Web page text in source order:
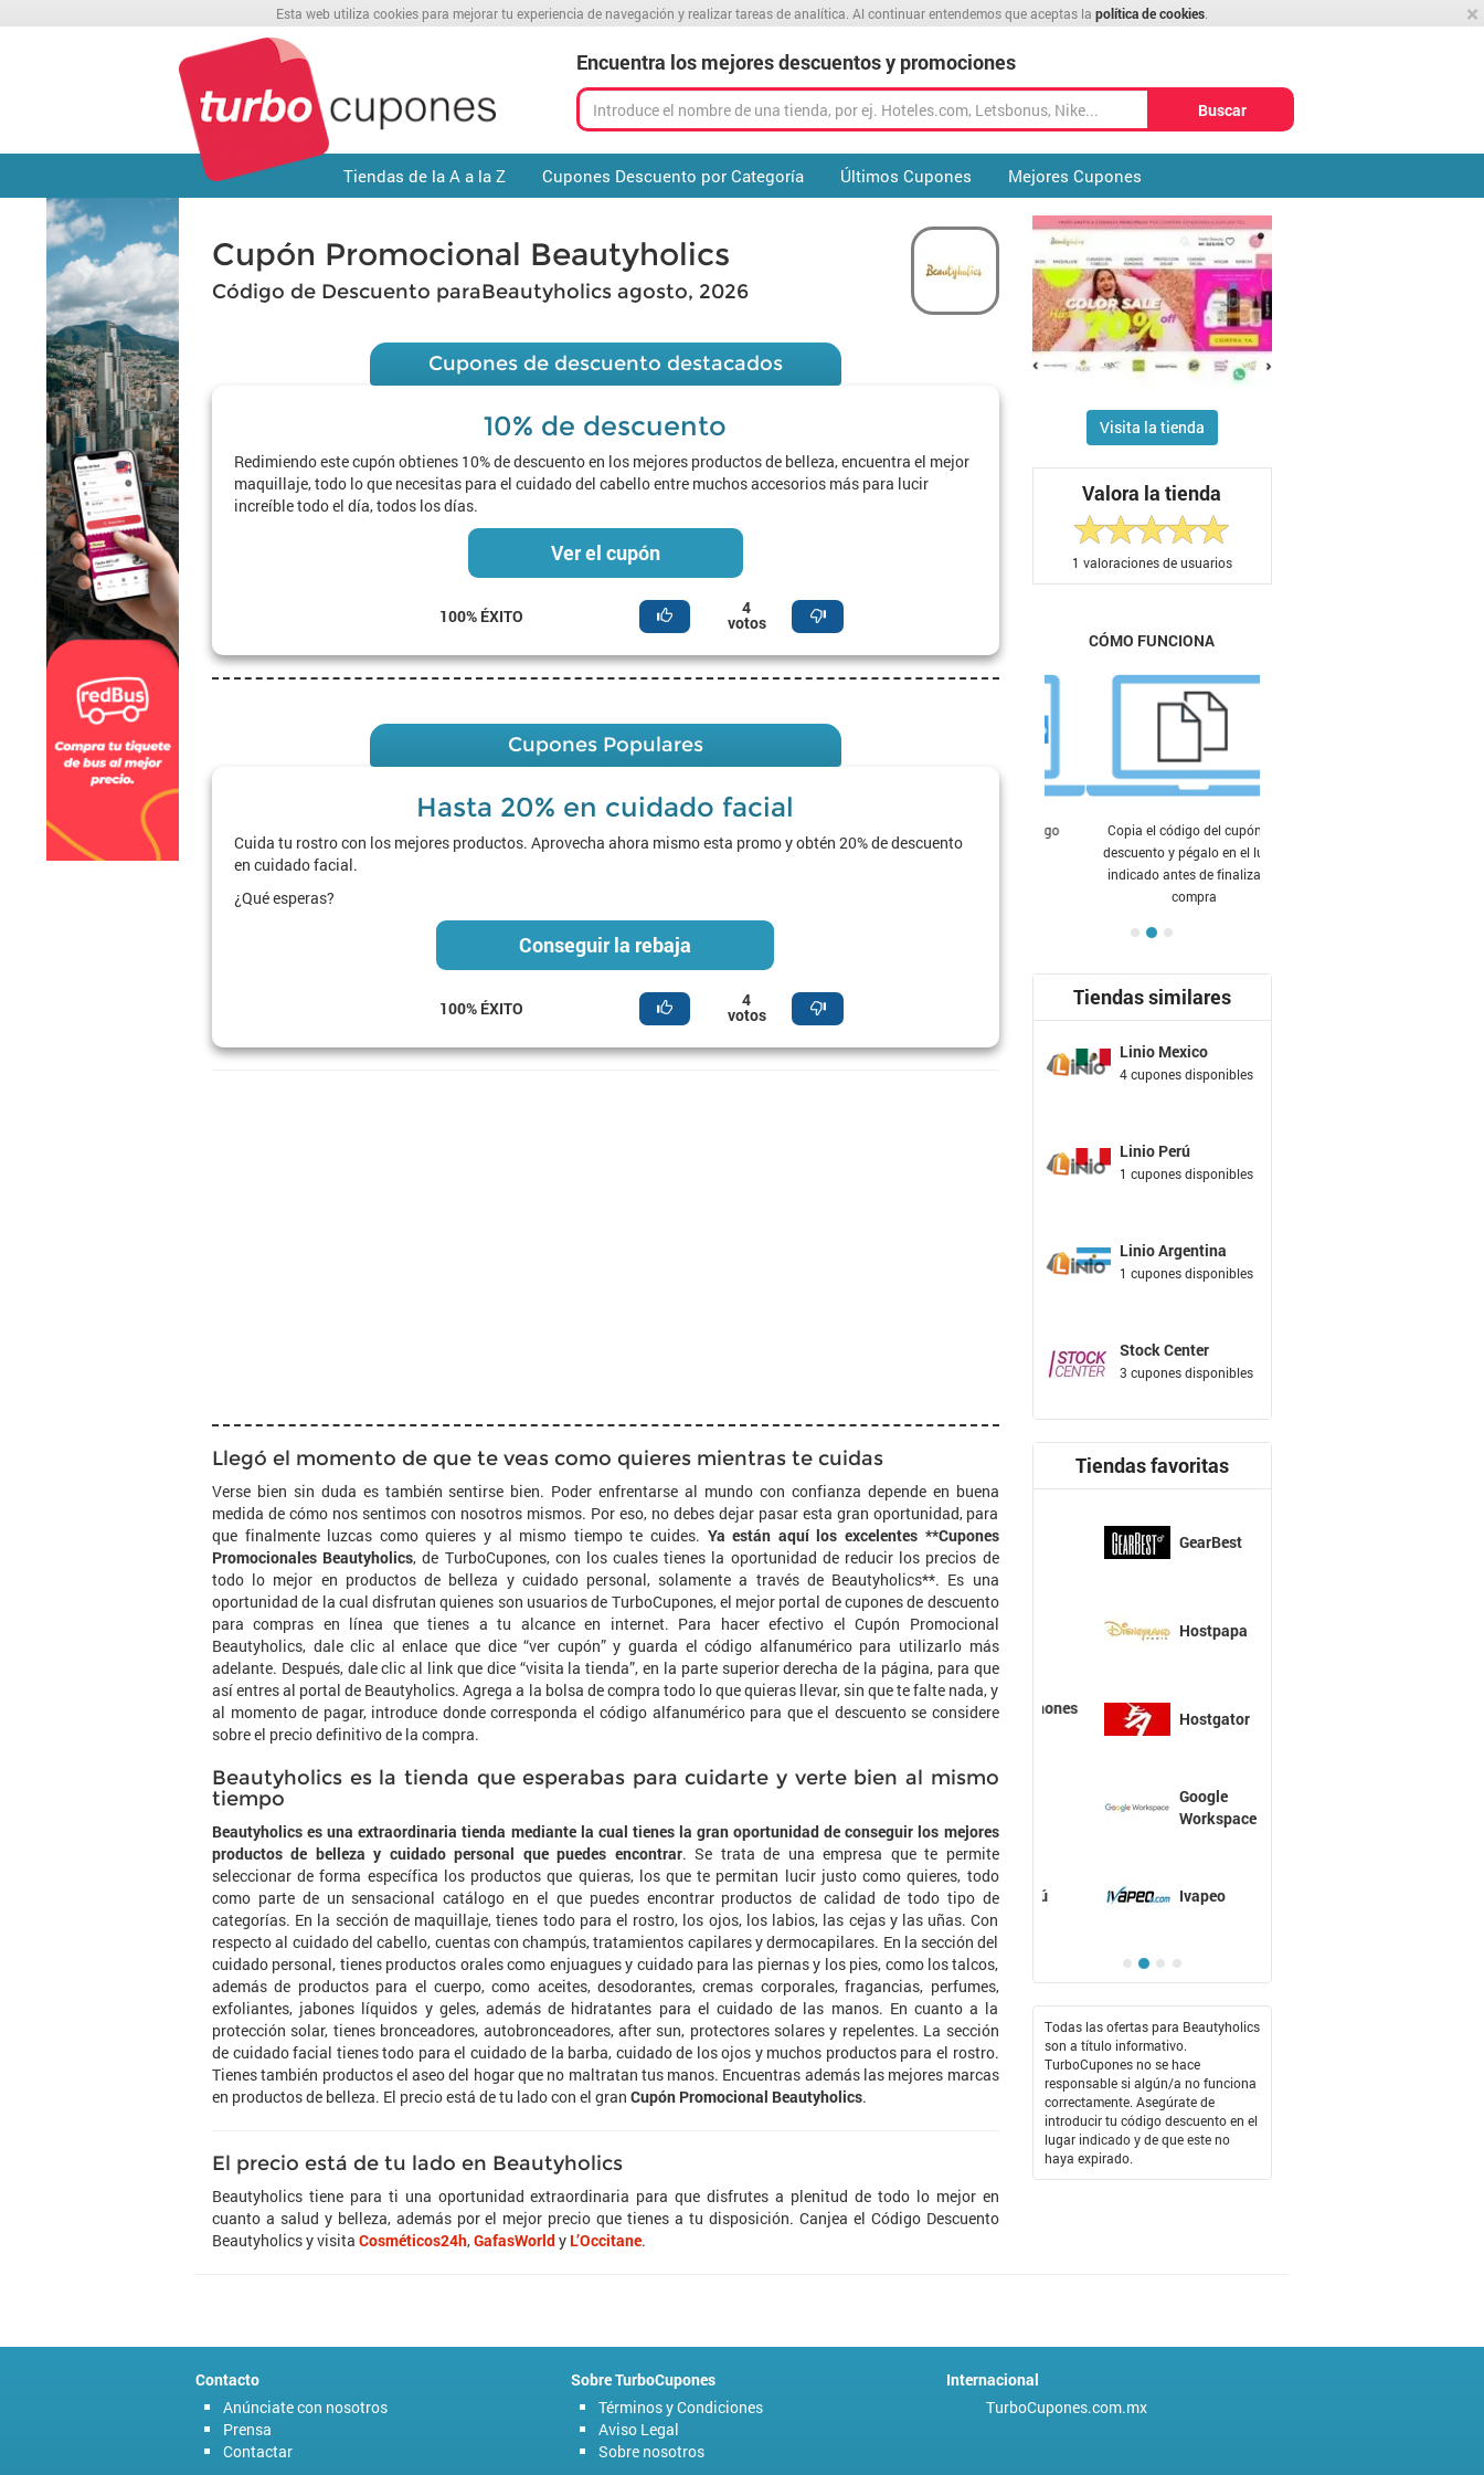
×
Esta web utiliza cookies para mejorar tu experiencia de navegación y realizar tareas de analítica. Al continuar entendemos que aceptas la política de cookies
Encuentra los mejores descuentos y promociones
Buscar
Tiendas de la A a la Z Cupones Descuento por Categoría Últimos Cupones Mejores Cupones
Cupón Promocional Beautyholics
Código de Descuento paraBeautyholics agosto, 2026
Cupones de descuento destacados
10% de descuento
Redimiendo este cupón obtienes 10% de descuento en los mejores productos de belleza, encuentra el mejor
maquillaje, todo lo que necesitas para el cuidado del cabello entre muchos accesorios más para lucir
increíble todo el día, todos los días.
Ver el cupón
100% ÉXITO 4
votos
Cupones Populares
Hasta 20% en cuidado facial
Cuida tu rostro con los mejores productos. Aprovecha ahora mismo esta promo y obtén 20% de descuento
en cuidado facial.
¿Qué esperas?
Conseguir la rebaja
100% ÉXITO 4
votos
Llegó el momento de que te veas como quieres mientras te cuidas
Verse bien sin duda es también sentirse bien. Poder enfrentarse al mundo con confianza depende en buena
medida de cómo nos sentimos con nosotros mismos. Por eso, no debes dejar pasar esta gran oportunidad, para
que finalmente luzcas como quieres y al mismo tiempo te cuides. Ya están aquí los excelentes **Cupones
Promocionales Beautyholics, de TurboCupones, con los cuales tienes la oportunidad de reducir los precios de
todo lo mejor en productos de belleza y cuidado personal, solamente a través de Beautyholics**. Es una
oportunidad de la cual disfrutan quienes son usuarios de TurboCupones, el mejor portal de cupones de descuento
para compras en línea que tienes a tu alcance en internet. Para hacer efectivo el Cupón Promocional
Beautyholics, dale clic al enlace que dice “ver cupón” y guarda el código alfanumérico para utilizarlo más
adelante. Después, dale clic al link que dice “visita la tienda”, en la parte superior derecha de la página, para que
así entres al portal de Beautyholics. Agrega a la bolsa de compra todo lo que quieras llevar, sin que te falte nada, y
al momento de pagar, introduce donde corresponda el código alfanumérico para que el descuento se considere
sobre el precio definitivo de la compra.
Beautyholics es la tienda que esperabas para cuidarte y verte bien al mismo
tiempo
Beautyholics es una extraordinaria tienda mediante la cual tienes la gran oportunidad de conseguir los mejores
productos de belleza y cuidado personal que puedes encontrar. Se trata de una empresa que te permite
seleccionar de forma específica los productos que quieras, los que te permitan lucir justo como quieres, todo
como parte de un sensacional catálogo en el que puedes encontrar productos de calidad de todo tipo de
categorías. En la sección de maquillaje, tienes todo para el rostro, los ojos, los labios, las cejas y las uñas. Con
respecto al cuidado del cabello, cuentas con champús, tratamientos capilares y dermocapilares. En la sección del
cuidado personal, tienes productos orales como enjuagues y cuidado para las piernas y los pies, como los talcos,
además de productos para el cuerpo, como aceites, desodorantes, cremas corporales, fragancias, perfumes,
exfoliantes, jabones líquidos y geles, además de hidratantes para el cuidado de las manos. En cuanto a la
protección solar, tienes bronceadores, autobronceadores, after sun, protectores solares y repelentes. La sección
de cuidado facial tienes todo para el cuidado de la barba, cuidado de los ojos y muchos productos para el rostro.
Tienes también productos el aseo del hogar que no maltratan tus manos. Encuentras además las mejores marcas
en productos de belleza. El precio está de tu lado con el gran Cupón Promocional Beautyholics.
El precio está de tu lado en Beautyholics
Beautyholics tiene para ti una oportunidad extraordinaria para que disfrutes a plenitud de todo lo mejor en
cuanto a salud y belleza, además por el mejor precio que tienes a tu disposición. Canjea el Código Descuento
Beautyholics y visita Cosméticos24h,GafasWorldy L’Occitane.
Visita la tienda
Valora la tienda
1 valoraciones de usuarios
CÓMO FUNCIONA
Copia el código del cupón de
descuento y pégalo en el lugar
indicado antes de finalizar tu
compra
Tiendas similares
Linio Mexico
4 cupones disponibles
Linio Perú
1 cupones disponibles
Linio Argentina
1 cupones disponibles
Stock Center
3 cupones disponibles
Tiendas favoritas
GearBest
Hostpapa
Hostgator
Workspace
Ivapeo
Todas las ofertas para Beautyholics
son a título informativo.
TurboCupones no se hace
responsable si algún/a no funciona
correctamente. Asegúrate de
introducir tu código descuento en el
lugar indicado y de que este no
haya expirado.
Contacto
Anúnciate con nosotros
Prensa
Contactar
Sobre TurboCupones
Términos y Condiciones
Aviso Legal
Sobre nosotros
Internacional
TurboCupones.com.mx